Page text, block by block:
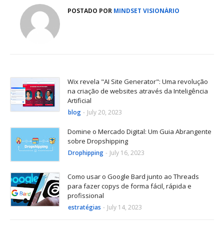
POSTADO POR MINDSET VISIONÁRIO
Wix revela "AI Site Generator": Uma revolução
na criação de websites através da Inteligência
Artificial
blog - July 20, 2023
Domine o Mercado Digital: Um Guia Abrangente
sobre Dropshipping
Drophipping - July 16, 2023
Como usar o Google Bard junto ao Threads
para fazer copys de forma fácil, rápida e
profissional
estratégias - July 14, 2023